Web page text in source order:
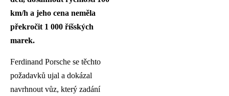
km/h a jeho cena neměla
překročit 1 000 říšských
marek.
Ferdinand Porsche se těchto
požadavků ujal a dokázal
navrhnout vůz, který zadání